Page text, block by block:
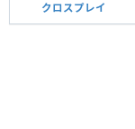
クロスプレイ